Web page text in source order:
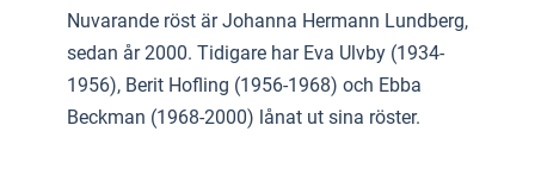
Nuvarande röst är Johanna Hermann Lundberg,
sedan år 2000. Tidigare har Eva Ulvby (1934-
1956), Berit Hofling (1956-1968) och Ebba
Beckman (1968-2000) lånat ut sina röster.